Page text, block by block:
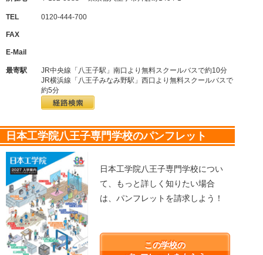
TEL 0120-444-700
FAX
E-Mail
最寄駅
JR中央線「八王子駅」南口より無料スクールバスで約10分
JR横浜線「八王子みなみ野駅」西口より無料スクールバスで
約5分
日本工学院八王子専門学校のパンフレット
日本工学院八王子専門学校につい
て、もっと詳しく知りたい場合
は、パンフレットを請求しよう！
この学校の